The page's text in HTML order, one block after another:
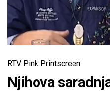
RTV Pink Printscreen
Njihova